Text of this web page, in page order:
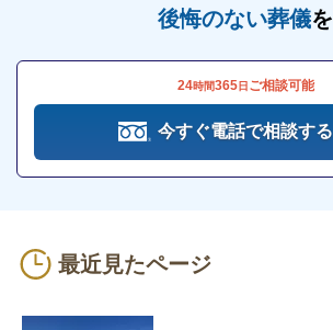
後悔のない葬儀を
24時間365日 ご相談可能
今すぐ電話で相談する
最近見たページ